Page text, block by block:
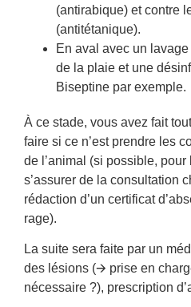
(antirabique) et contre
(antitétanique).
En aval avec un
de la plaie et une
Biseptine par exemple.
À ce stade, vous avez fait
faire si ce n’est prendre les
de l’animal (si possible, pour
s’assurer de la consultation
rédaction d’un certificat
rage).
La suite sera faite par un
des lésions (🡪 prise en
nécessaire ?), prescription